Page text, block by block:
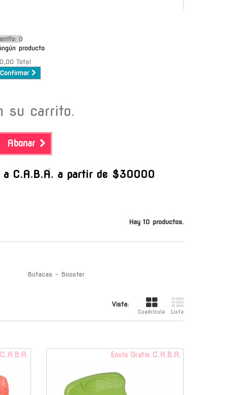
O
producto
Total
Confirmar
su carrito.
Abonar
-
a C.A.B.A. a partir de $30000
Hay 10 productos.
Butacas - Booster
Vista:
Cuadrícula Lista
Envío Gratis C.A.B.A.